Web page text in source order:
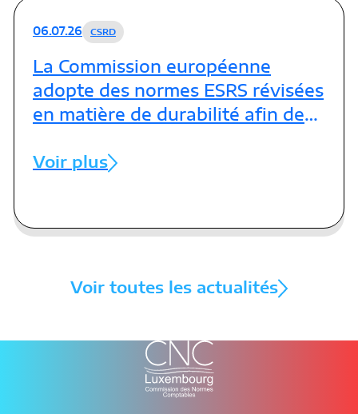
06.07.26 CSRD
La Commission européenne
adopte des normes ESRS révisées
en matière de durabilité afin de
Voir plus
Voir toutes les actualités